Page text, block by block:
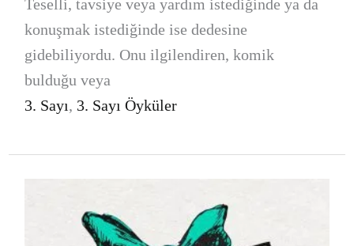
Teselli, tavsiye veya yardım istediğinde ya da
konuşmak istediğinde ise dedesine
gidebiliyordu. Onu ilgilendiren, komik
bulduğu veya
3. Sayı, 3. Sayı Öyküler